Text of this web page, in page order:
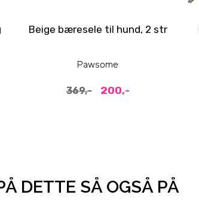
Beige bæresele til hund, 2 str
Pawsome
369,- 200,-
DETTE SÅ OGSÅ PÅ